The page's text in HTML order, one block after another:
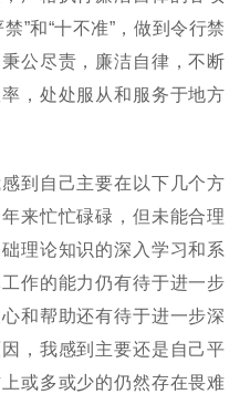
”和“十不准”，做到令行禁
公尽责，廉洁自律，不断
，处处服从和服务于地方
到自己主要在以下几个方
来忙忙碌碌，但未能合理
理论知识的深入学习和系
作的能力仍有待于进一步
和帮助还有待于进一步深
，我感到主要还是自己平
或多或少的仍然存在畏难